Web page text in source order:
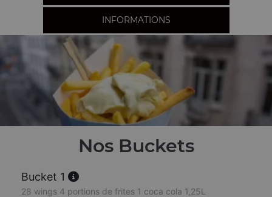
INFORMATIONS
Nos Buckets
Bucket 1
28 wings 4 portions de frites 1 coca cola 1,25L